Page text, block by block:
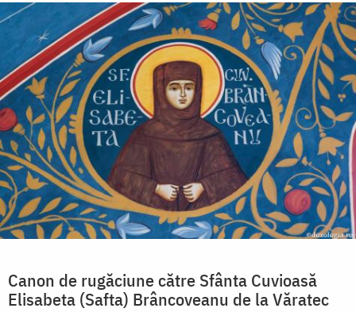
Canon de rugăciune către Sfânta Cuvioasă
Elisabeta (Safta) Brâncoveanu de la Văratec